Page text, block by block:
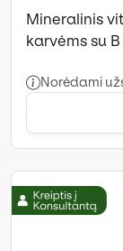
Mineralinis
karvėms su
Norėdami